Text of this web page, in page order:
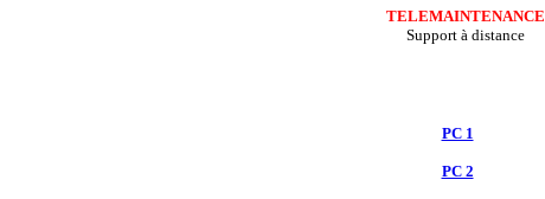
TELEMAINTENANCE
Support à distance
PC 1
PC 2